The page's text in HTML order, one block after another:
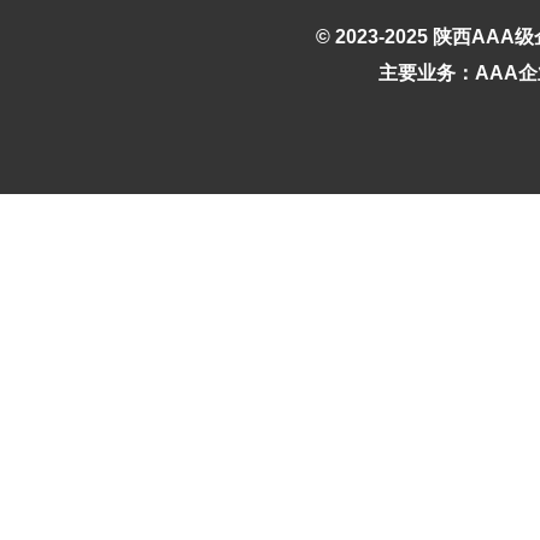
© 2023-2025 陕西AAA级
主要业务：AAA